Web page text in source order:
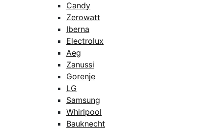
Candy
Zerowatt
Iberna
Electrolux
Aeg
Zanussi
Gorenje
LG
Samsung
Whirlpool
Bauknecht